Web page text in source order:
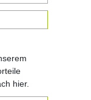
hier.